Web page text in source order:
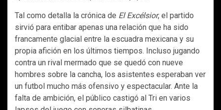
Tal como detalla la crónica de El Excélsior, el partido
sirvió para entibar apenas una relación que ha sido
francamente glacial entre la escuadra mexicana y su
propia afición en los últimos tiempos. Incluso jugando
contra un rival mermado que se quedó con nueve
hombres sobre la cancha, los asistentes esperaban ver
un futbol mucho más ofensivo y espectacular. Ante la
falta de ambición, el público castigó al Tri en varios